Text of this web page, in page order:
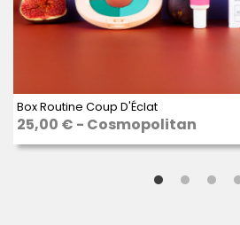
Box Routine Coup D'Éclat
25,00 € - Cosmopolitan